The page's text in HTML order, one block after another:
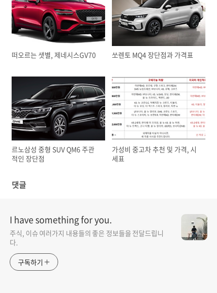
떠오르는 샛별, 제네시스GV70 쏘렌토 MQ4 장단점과 가격표
르노삼성 중형 SUV QM6 주관
적인 장단점
가성비 중고차 추천 및 가격, 시
세표
댓글
I have something for you.
주식, 이슈 여러가지 내용들의 좋은 정보들을 전달드립니
다.
구독하기